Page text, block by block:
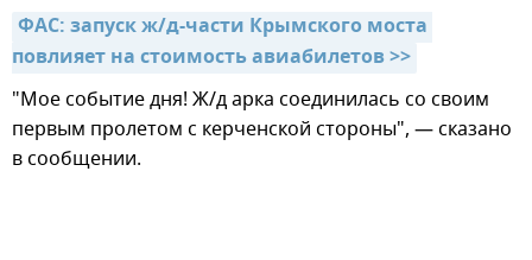
ФАС: запуск ж/д-части Крымского моста
повлияет на стоимость авиабилетов >>
"Мое событие дня! Ж/д арка соединилась со своим
первым пролетом с керченской стороны", — сказано
в сообщении.